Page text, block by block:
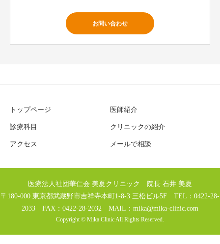
お問い合わせ
トップページ 医師紹介
診療科目 クリニックの紹介
アクセス メールで相談
医療法人社団華仁会 美夏クリニック 院長 石井 美夏
〒180-000 東京都武蔵野市吉祥寺本町1-8-3 三松ビル5F TEL：0422-28-
2033 FAX：0422-28-2032 MAIL： mika@mika-clinic.com
Copyright © Mika Clinic All Rights Reserved.